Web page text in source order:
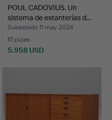
POUL CADOVIUS. Un
sistema de estanterías d…
Subastado 11 may 2024
61 pujas
5.958 USD